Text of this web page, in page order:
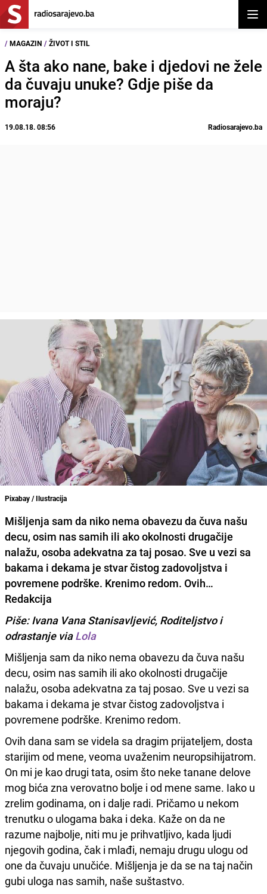
/ MAGAZIN / ŽIVOT I STIL
A šta ako nane, bake i djedovi ne žele
da čuvaju unuke? Gdje piše da
moraju?
19.08.18. 08:56 Radiosarajevo.ba
Pixabay / Ilustracija
Mišljenja sam da niko nema obavezu da čuva našu
decu, osim nas samih ili ako okolnosti drugačije
nalažu, osoba adekvatna za taj posao. Sve u vezi sa
bakama i dekama je stvar čistog zadovoljstva i
povremene podrške. Krenimo redom. Ovih…
Redakcija
Piše: Ivana Vana Stanisavljević, Roditeljstvo i
odrastanje viaLola
Mišljenja sam da niko nema obavezu da čuva našu
decu, osim nas samih ili ako okolnosti drugačije
nalažu, osoba adekvatna za taj posao. Sve u vezi sa
bakama i dekama je stvar čistog zadovoljstva i
povremene podrške. Krenimo redom.
Ovih dana sam se videla sa dragim prijateljem, dosta
starijim od mene, veoma uvaženim neuropsihijatrom.
On mi je kao drugi tata, osim što neke tanane delove
mog bića zna verovatno bolje i od mene same. Iako u
zrelim godinama, on i dalje radi. Pričamo u nekom
trenutku o ulogama baka i deka. Kaže on da ne
razume najbolje, niti mu je prihvatljivo, kada ljudi
njegovih godina, čak i mlađi, nemaju drugu ulogu od
one da čuvaju unučiće. Mišljenja je da se na taj način
gubi uloga nas samih, naše suštastvo.